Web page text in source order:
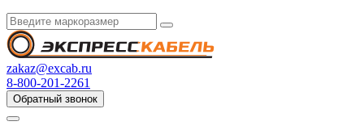
zakaz@excab.ru
8-800-201-2261
Обратный звонок